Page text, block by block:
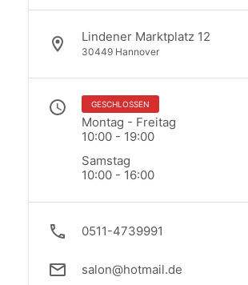
Lindener Marktplatz 12
30449 Hannover
GESCHLOSSEN
Montag - Freitag
10:00 - 19:00
Samstag
10:00 - 16:00
0511-4739991
salon@hotmail.de